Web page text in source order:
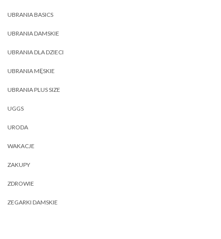
UBRANIA BASICS
UBRANIA DAMSKIE
UBRANIA DLA DZIECI
UBRANIA MĘSKIE
UBRANIA PLUS SIZE
UGGS
URODA
WAKACJE
ZAKUPY
ZDROWIE
ZEGARKI DAMSKIE